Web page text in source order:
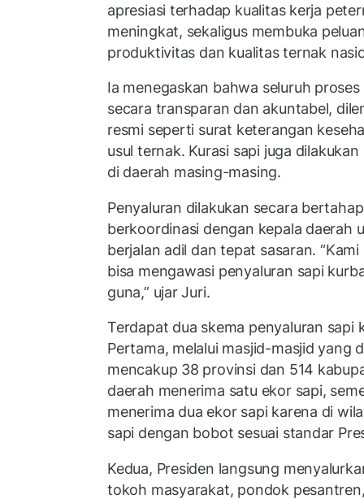
apresiasi terhadap kualitas kerja
meningkat, sekaligus membuka
produktivitas dan kualitas ternak
Ia menegaskan bahwa seluruh
secara transparan dan akuntabel,
resmi seperti surat keterangan
usul ternak. Kurasi sapi juga
di daerah masing-masing.
Penyaluran dilakukan secara
berkoordinasi dengan kepala daerah
berjalan adil dan tepat sasaran.
bisa mengawasi penyaluran sapi
guna,” ujar Juri.
Terdapat dua skema penyaluran sapi
Pertama, melalui masjid-masjid yang
mencakup 38 provinsi dan 514
daerah menerima satu ekor sapi,
menerima dua ekor sapi karena di
sapi dengan bobot sesuai standar
Kedua, Presiden langsung
tokoh masyarakat, pondok